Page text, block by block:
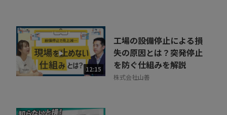
12:15
工場の設備停止による損
失の原因とは？突発停止
を防ぐ仕組みを解説
株式会社山善